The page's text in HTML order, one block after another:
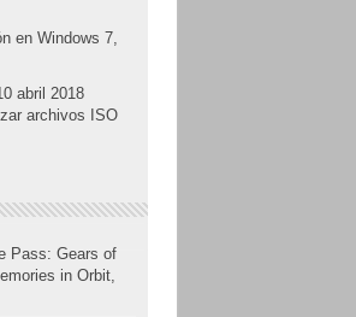
en Windows 7,
abril 2018
archivos ISO
Pass: Gears of
in Orbit,